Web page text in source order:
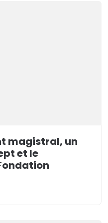
magistral, un
et le